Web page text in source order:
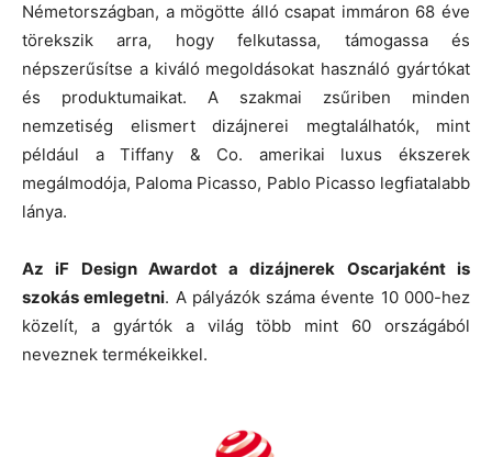
Németországban, a mögötte álló csapat immáron 68 éve
törekszik arra, hogy felkutassa, támogassa és
népszerűsítse a kiváló megoldásokat használó gyártókat
és produktumaikat. A szakmai zsűriben minden
nemzetiség elismert dizájnerei megtalálhatók, mint
például a Tiffany & Co. amerikai luxus ékszerek
megálmodója, Paloma Picasso, Pablo Picasso legfiatalabb
lánya.
Az iF Design Awardot a dizájnerek Oscarjaként is
szokás emlegetni. A pályázók száma évente 10 000-hez
közelít, a gyártók a világ több mint 60 országából
neveznek termékeikkel.